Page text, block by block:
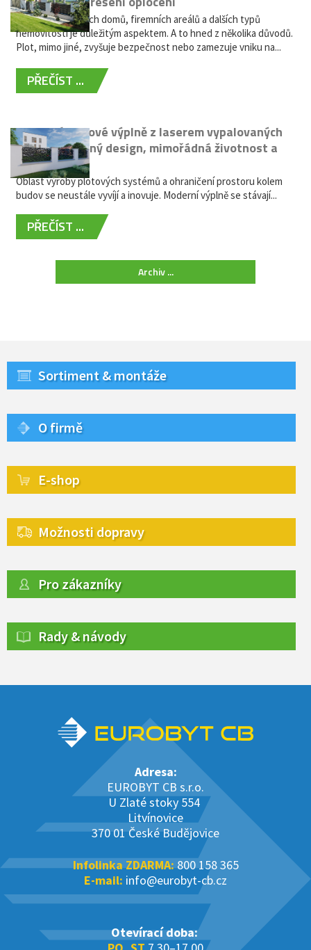
Oplocení rodinných domů, firemních areálů a dalších typů
nemovitostí je důležitým aspektem. A to hned z několika důvodů.
Plot, mimo jiné, zvyšuje bezpečnost nebo zamezuje vniku na...
PŘEČÍST ...
Moderní plotové výplně z laserem vypalovaných
kovů: výjimečný design, mimořádná životnost a
žádná údržba
Oblast výroby plotových systémů a ohraničení prostoru kolem
budov se neustále vyvíjí a inovuje. Moderní výplně se stávají...
PŘEČÍST ...
Archiv ...
Sortiment & montáže
O firmě
E-shop
Možnosti dopravy
Pro zákazníky
Rady & návody
Adresa:
EUROBYT CB s.r.o.
U Zlaté stoky 554
Litvínovice
370 01 České Budějovice
Infolinka ZDARMA:800 158 365
E-mail: info@eurobyt-cb.cz
Otevírací doba: